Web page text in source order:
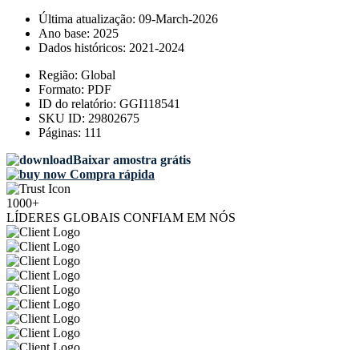
Última atualização: 09-March-2026
Ano base: 2025
Dados históricos: 2021-2024
Região: Global
Formato: PDF
ID do relatório: GGI118541
SKU ID: 29802675
Páginas: 111
Baixar amostra grátis
Compra rápida
1000+
LÍDERES GLOBAIS CONFIAM EM NÓS